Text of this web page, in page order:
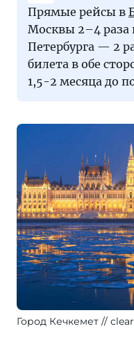
Прямые рейсы в
Москвы 2–4 раза
Петербурга — 2
билета в обе
1,5-2 месяца до
Город Кечкемет